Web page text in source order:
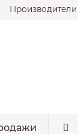
Производители